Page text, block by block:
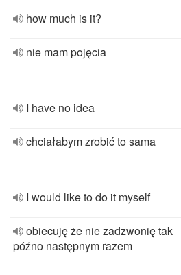
how much is it?
nie mam pojęcia
I have no idea
chciałabym zrobić to sama
I would like to do it myself
obiecuję że nie zadzwonię tak
późno następnym razem